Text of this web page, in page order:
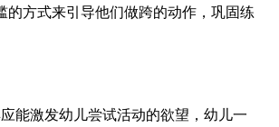
方式来引导他们做跨的动作，巩固练
能激发幼儿尝试活动的欲望，幼儿一